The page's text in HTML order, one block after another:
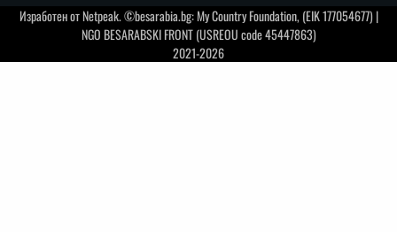
Изработен отNetpeak. ©besarabia.bg: My Country Foundation, (EIK 177054677) |
NGO BESARABSKI FRONT (USREOU code 45447863)
2021-2026